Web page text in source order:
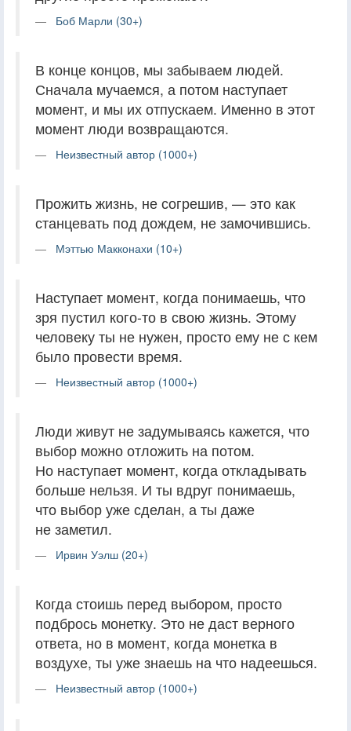
Боб Марли (30+)
В конце концов, мы забываем людей.
Сначала мучаемся, а потом наступает
момент, и мы их отпускаем. Именно в этот
момент люди возвращаются.
Неизвестный автор (1000+)
Прожить жизнь, не согрешив, — это как
станцевать под дождем, не замочившись.
Мэттью Макконахи (10+)
Наступает момент, когда понимаешь, что
зря пустил кого-то в свою жизнь. Этому
человеку ты не нужен, просто ему не с кем
было провести время.
Неизвестный автор (1000+)
Люди живут не задумываясь кажется, что
выбор можно отложить на потом.
Но наступает момент, когда откладывать
больше нельзя. И ты вдруг понимаешь,
что выбор уже сделан, а ты даже
не заметил.
Ирвин Уэлш (20+)
Когда стоишь перед выбором, просто
подбрось монетку. Это не даст верного
ответа, но в момент, когда монетка в
воздухе, ты уже знаешь на что надеешься.
Неизвестный автор (1000+)